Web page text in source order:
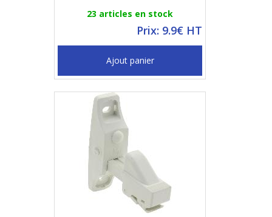
23 articles en stock
Prix: 9.9€ HT
Ajout panier